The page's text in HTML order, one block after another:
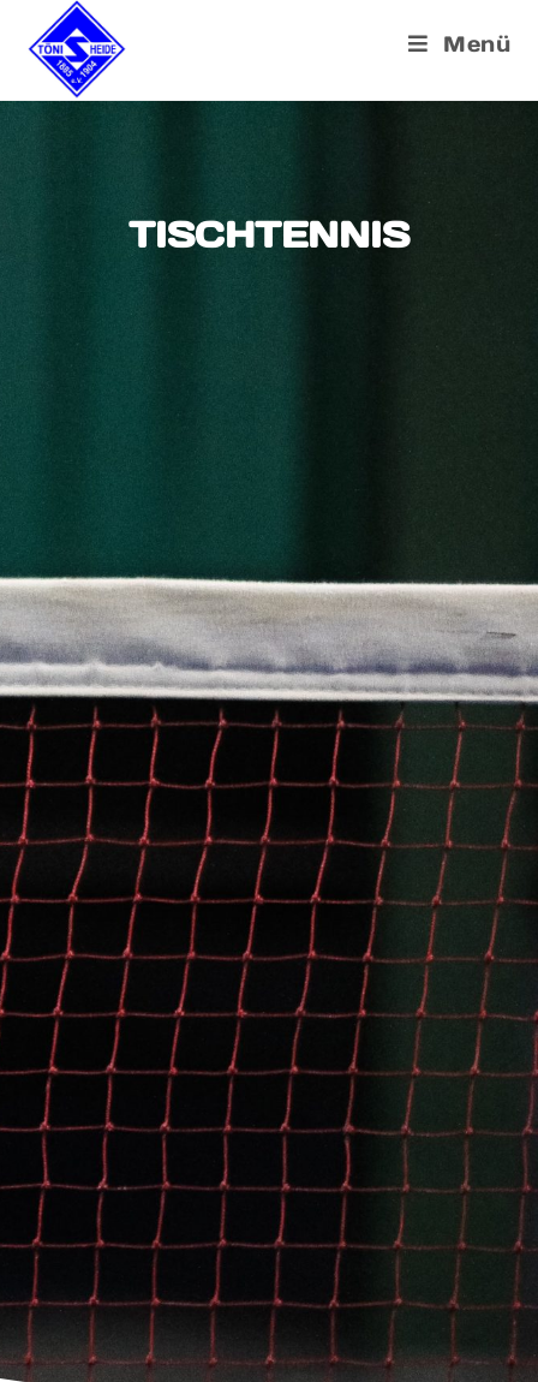
Menü
TISCHTENNIS